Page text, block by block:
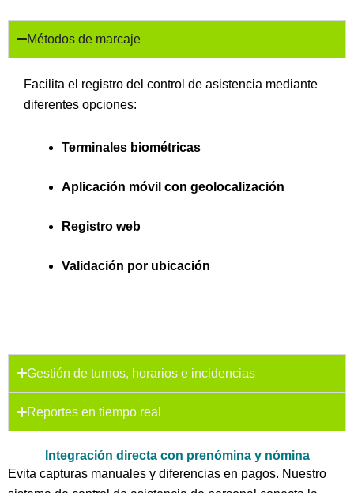
Métodos de marcaje
Facilita el registro del control de asistencia mediante
diferentes opciones:
Terminales biométricas
Aplicación móvil con geolocalización
Registro web
Validación por ubicación
Gestión de turnos, horarios e incidencias
Reportes en tiempo real
Integración directa con prenómina y nómina
Evita capturas manuales y diferencias en pagos. Nuestro